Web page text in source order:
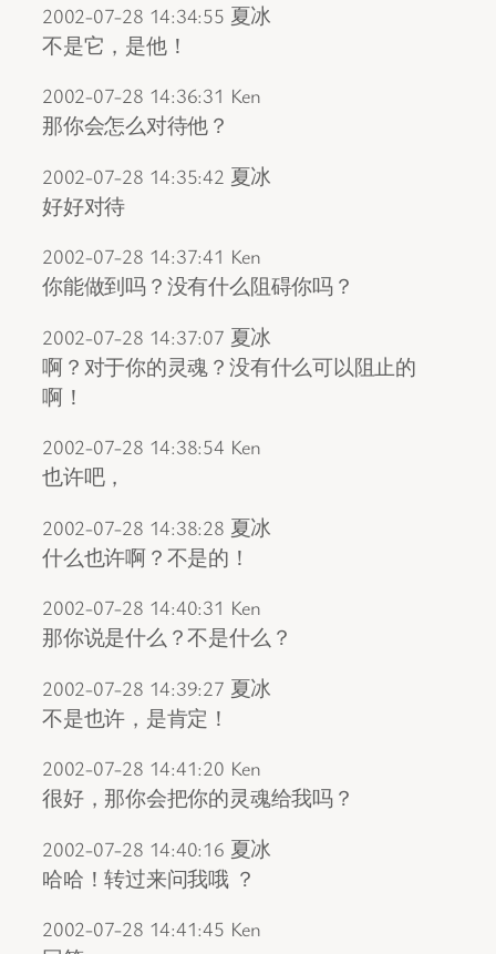
2002-07-28 14:34:55 夏冰
不是它，是他！
2002-07-28 14:36:31 Ken
那你会怎么对待他？
2002-07-28 14:35:42 夏冰
好好对待
2002-07-28 14:37:41 Ken
你能做到吗？没有什么阻碍你吗？
2002-07-28 14:37:07 夏冰
啊？对于你的灵魂？没有什么可以阻止的
啊！
2002-07-28 14:38:54 Ken
也许吧，
2002-07-28 14:38:28 夏冰
什么也许啊？不是的！
2002-07-28 14:40:31 Ken
那你说是什么？不是什么？
2002-07-28 14:39:27 夏冰
不是也许，是肯定！
2002-07-28 14:41:20 Ken
很好，那你会把你的灵魂给我吗？
2002-07-28 14:40:16 夏冰
哈哈！转过来问我哦 ？
2002-07-28 14:41:45 Ken